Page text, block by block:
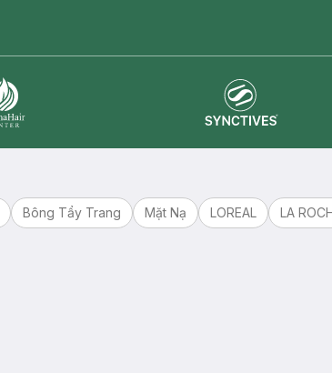
Bông Tẩy Trang Mặt Nạ LOREAL LA